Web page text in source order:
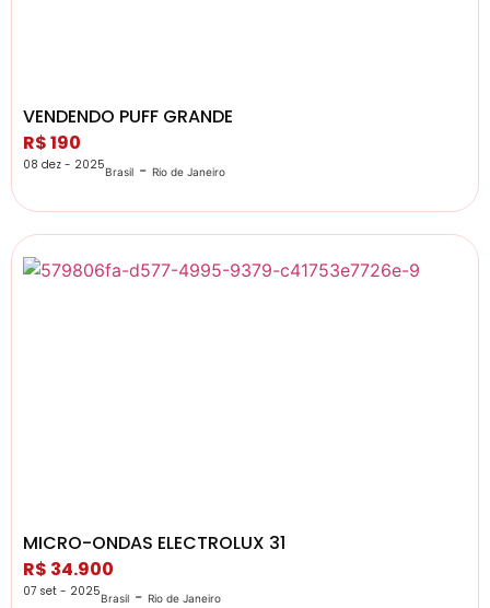
VENDENDO PUFF GRANDE
R$ 190
08 dez - 2025Brasil - Rio de Janeiro
MICRO-ONDAS ELECTROLUX 31
R$ 34.900
07 set - 2025Brasil - Rio de Janeiro